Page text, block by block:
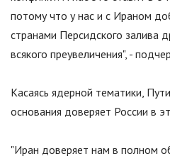
потому что у нас и с Ираном
странами Персидского залива
всякого преувеличения", -
Касаясь ядерной тематики,
основания доверяет России в
"Иран доверяет нам в полном